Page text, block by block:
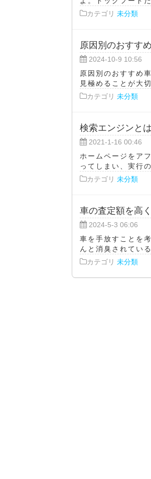
カテゴリ 未分類
原因別のおすす
2024-10-9 10:56
原因別のおすすめ
見極めることが大
カテゴリ 未分類
検索エンジンと
2021-1-16 00:46
ホームページをア
ってしまい、実行
カテゴリ 未分類
車の査定額を高
2024-5-3 06:06
車を手放すことを
んと消臭されてい
カテゴリ 未分類